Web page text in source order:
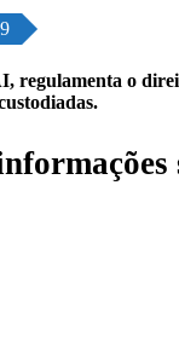
regulamenta o